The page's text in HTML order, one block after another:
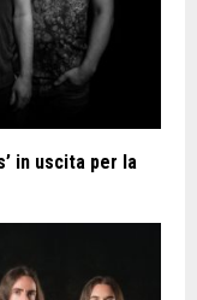
in uscita per la